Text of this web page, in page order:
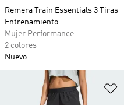
Remera Train Essentials 3 Tiras
Entrenamiento
Mujer Performance
2 colores
Nuevo